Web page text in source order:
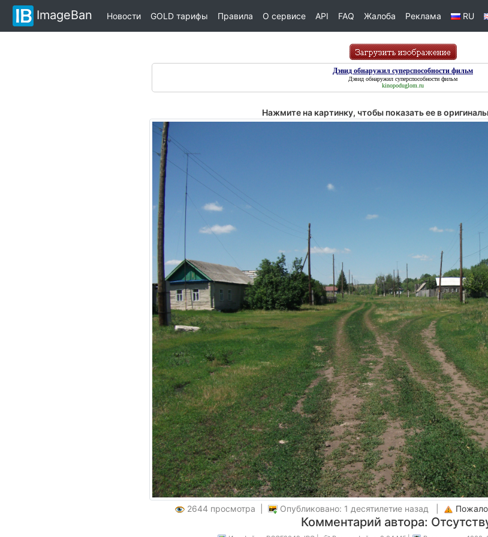
ImageBan Новости GOLD тарифы Правила О сервисе API FAQ Жалоба Реклама RU
Дэвид обнаружил суперспособности фильм
Дэвид обнаружил суперспособности фильм
kinopoduglom.ru
Нажмите на картинку, чтобы показать ее в
2644 просмотра | Опубликовано: 1 десятилетие назад |
Комментарий автора: